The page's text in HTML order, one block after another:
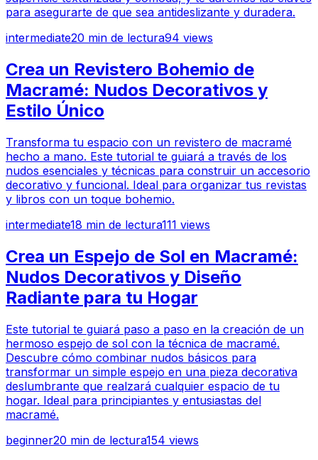
para asegurarte de que sea antideslizante y duradera.
intermediate20 min de lectura94 views
Crea un Revistero Bohemio de
Macramé: Nudos Decorativos y
Estilo Único
Transforma tu espacio con un revistero de macramé
hecho a mano. Este tutorial te guiará a través de los
nudos esenciales y técnicas para construir un accesorio
decorativo y funcional. Ideal para organizar tus revistas
y libros con un toque bohemio.
intermediate18 min de lectura111 views
Crea un Espejo de Sol en Macramé:
Nudos Decorativos y Diseño
Radiante para tu Hogar
Este tutorial te guiará paso a paso en la creación de un
hermoso espejo de sol con la técnica de macramé.
Descubre cómo combinar nudos básicos para
transformar un simple espejo en una pieza decorativa
deslumbrante que realzará cualquier espacio de tu
hogar. Ideal para principiantes y entusiastas del
macramé.
beginner20 min de lectura154 views